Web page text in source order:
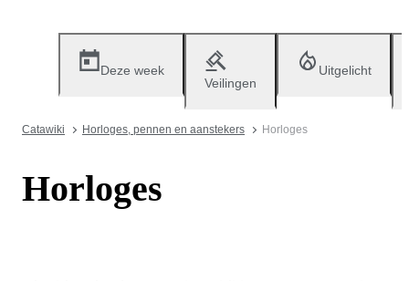
Deze week
Veilingen
Uitgelicht
Catawiki Horloges, pennen en aanstekers Horloges
Horloges